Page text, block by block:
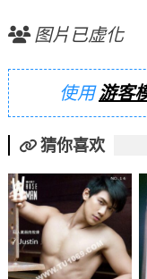
图片已虚化
使用游客
猜你喜欢